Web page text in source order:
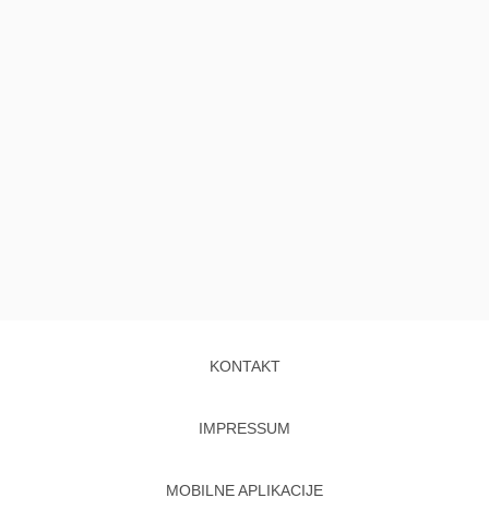
KONTAKT
IMPRESSUM
MOBILNE APLIKACIJE